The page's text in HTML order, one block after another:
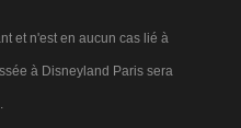
et n'est en aucun cas lié à
à Disneyland Paris sera